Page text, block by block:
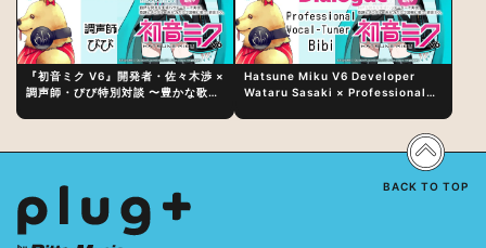
『初音ミク V6』開発者・佐々木渉 ×
調声師・びび特別対談 〜豊かな歌声
Hatsune Miku V6 Developer
Wataru Sasaki × Professional
Vocal Expression Lies in “Love
for the singing characters” and
BACK TO TOP